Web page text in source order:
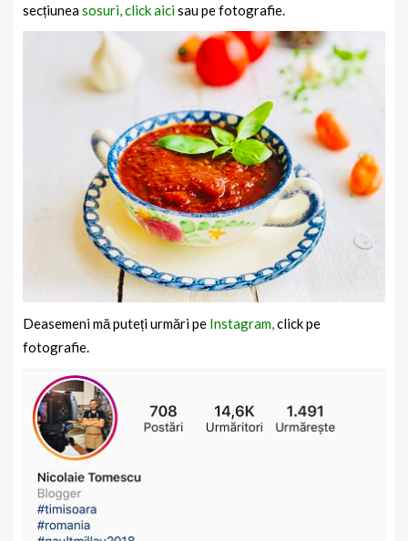
secțiuneasosuri, click aicisau pe fotografie.
Deasemeni mă puteți urmări pe Instagram,click pe
fotografie.